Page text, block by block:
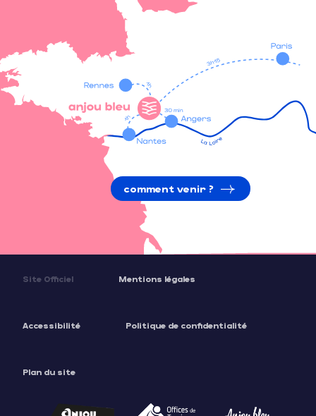
comment venir ?
Site Officiel Mentions légales
Accessibilité Politique de confidentialité
Plan du site